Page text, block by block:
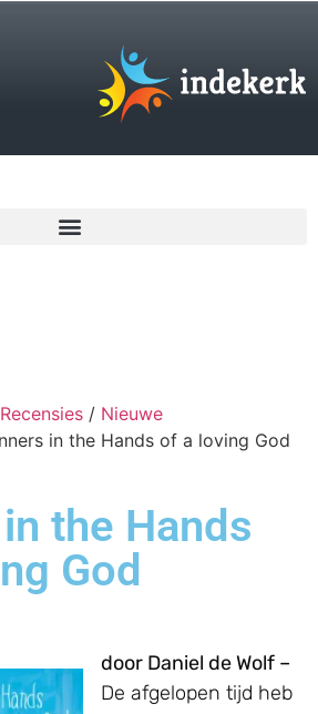
Recensies / Nieuwe
in the Hands of a loving God
the Hands
God
door Daniel de Wolf –
De afgelopen tijd heb